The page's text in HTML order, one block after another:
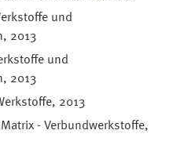
und
2013
und
2013
2013
- Verbundwerkstoffe,